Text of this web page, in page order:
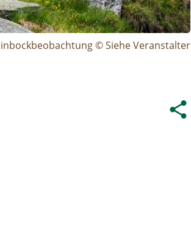
© Siehe Veranstalter